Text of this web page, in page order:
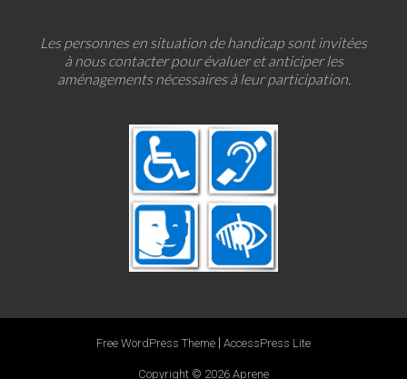
Les personnes en situation de handicap sont invitées
à nous contacter pour évaluer et anticiper les
aménagements nécessaires à leur participation.
Free WordPress Theme | AccessPress Lite
Copyright © 2026 Aprene